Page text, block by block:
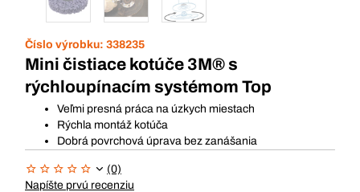
Číslo výrobku: 338235
Mini čistiace kotúče 3M® s
rýchloupínacím systémom Top
Veľmi presná práca na úzkych miestach
Rýchla montáž kotúča
Dobrá povrchová úprava bez zanášania
(0)
Napíšte prvú recenziu